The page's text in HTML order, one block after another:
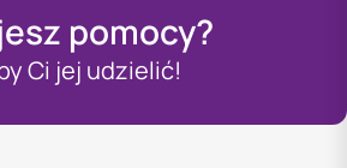
pomocy?
Ci jej udzielić!